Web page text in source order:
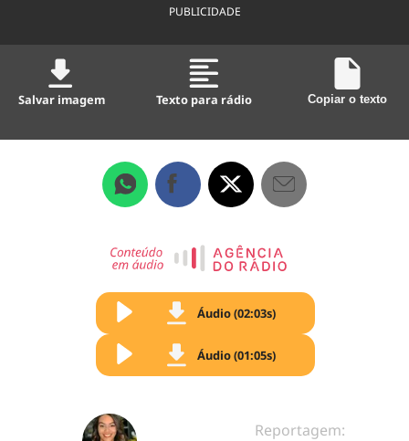
PUBLICIDADE
Salvar imagem Texto para rádio Copiar o texto
Áudio (02:03s)
Áudio (01:05s)
Reportagem: